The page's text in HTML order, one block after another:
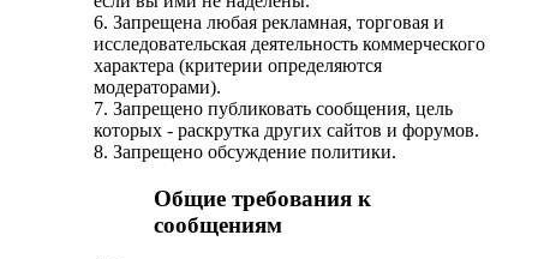
6. Запрещена любая рекламная, торговая и
исследовательская деятельность коммерческого
характера (критерии определяются
модераторами).
7. Запрещено публиковать сообщения, цель
которых - раскрутка других сайтов и форумов.
8. Запрещено обсуждение политики.
Общие требования к
сообщениям